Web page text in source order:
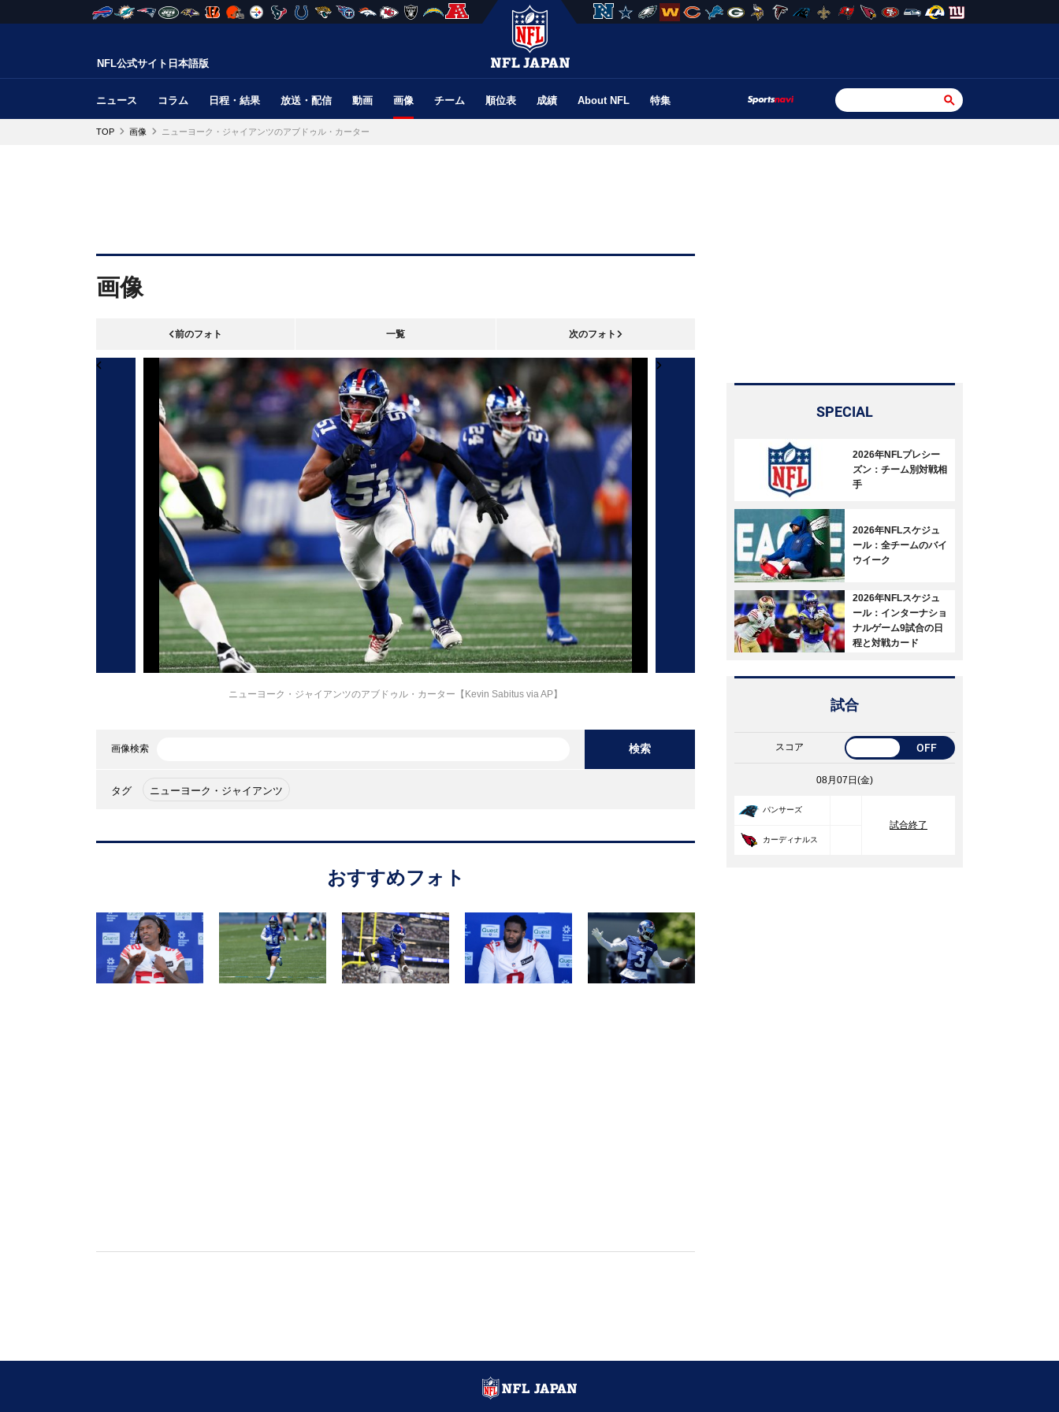
NFL公式サイト日本語版
ニュース コラム 日程・結果 放送・配信 動画 画像 チーム 順位表 成績 About NFL 特集
TOP 画像 ニューヨーク・ジャイアンツのアブドゥル・カーター
画像
前のフォト 一覧 次のフォト
ニューヨーク・ジャイアンツのアブドゥル・カーター【Kevin Sabitus via AP】
画像検索 検索
タグ ニューヨーク・ジャイアンツ
おすすめフォト
SPECIAL
2026年NFLプレシー
ズン：チーム別対戦相
手
2026年NFLスケジュ
ール：全チームのバイ
ウイーク
2026年NFLスケジュ
ール：インターナショ
ナルゲーム9試合の日
程と対戦カード
試合
スコア OFF
08月07日(金)
パンサーズ
試合終了
カーディナルス